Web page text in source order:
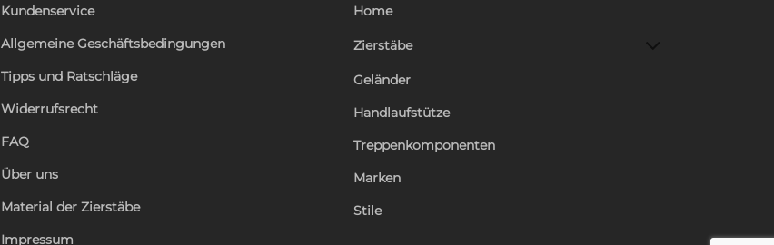
Kundenservice
Allgemeine Geschäftsbedingungen
Tipps und Ratschläge
Widerrufsrecht
FAQ
Über uns
Material der Zierstäbe
Impressum
Home
Zierstäbe
Geländer
Handlaufstütze
Treppenkomponenten
Marken
Stile